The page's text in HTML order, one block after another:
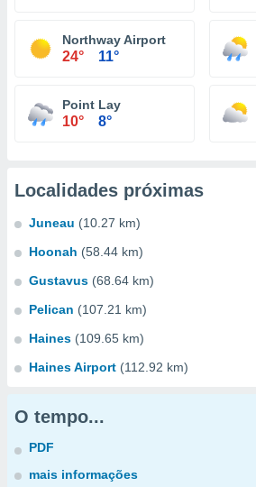
Northway Airport
24° 11°
Point Lay
10° 8°
Localidades próximas
Juneau (10.27 km)
Hoonah (58.44 km)
Gustavus (68.64 km)
Pelican (107.21 km)
Haines (109.65 km)
Haines Airport (112.92 km)
O tempo...
PDF
mais informações